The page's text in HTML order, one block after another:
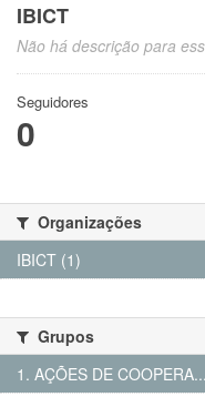
IBICT
Não há descrição para
Seguidores
0
Organizações
IBICT (1)
Grupos
1. AÇÕES DE